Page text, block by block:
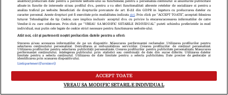
(site-uri, instituţii mass-media, firme de monitorizare) nu poate reproduce
integral scrierile publicistice purtătoare de Drepturi de Autor.
Decizia ONJN nr. 1598/16.09.2021. Jocurile de noroc sunt interzise
minorilor.